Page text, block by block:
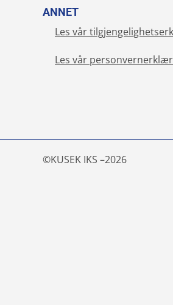
ANNET
Les vår
Les vår
©KUSEK IKS –2026